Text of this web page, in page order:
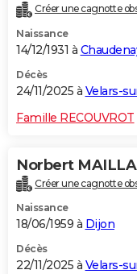
Créer une cagnotte
Naissance
14/12/1931 à
Décès
24/11/2025 à Velars-
Famille RECOUVROT
Norbert
Créer une cagnotte
Naissance
18/06/1959 à Dijon
Décès
22/11/2025 à Velars-